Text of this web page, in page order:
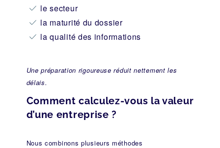
le secteur
la maturité du dossier
la qualité des informations
Une préparation rigoureuse réduit nettement les
délais.
Comment calculez-vous la valeur
d’une entreprise ?
Nous combinons plusieurs méthodes